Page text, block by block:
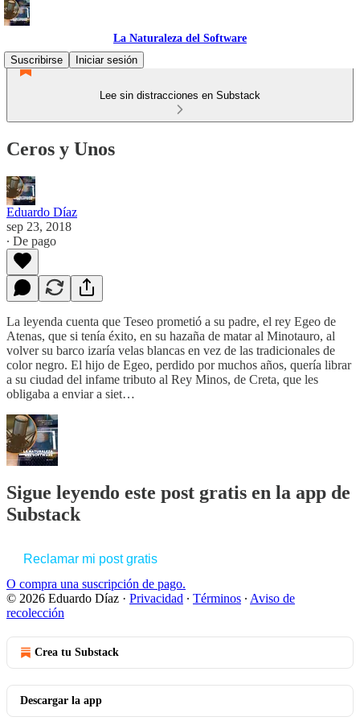
La Naturaleza del Software
Suscribirse
Iniciar sesión
Lee sin distracciones en Substack
Ceros y Unos
Eduardo Díaz
sep 23, 2018
∙ De pago
La leyenda cuenta que Teseo prometió a su padre, el rey Egeo de
Atenas, que si tenía éxito, en su hazaña de matar al Minotauro, al
volver su barco izaría velas blancas en vez de las tradicionales de
color negro. El hijo de Egeo, perdido por muchos años, quería librar
a su ciudad del infame tributo al Rey Minos, de Creta, que les
obligaba a enviar a siet…
Sigue leyendo este post gratis en la app de
Substack
Reclamar mi post gratis
O compra una suscripción de pago.
© 2026 Eduardo Díaz · Privacidad ∙ Términos ∙ Aviso de
recolección
Crea tu Substack
Descargar la app